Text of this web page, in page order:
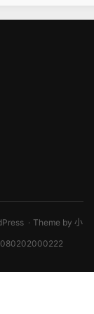
Theme by 小